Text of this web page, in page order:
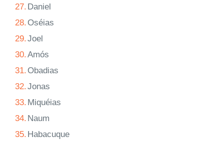
27. Daniel
28. Oséias
29.Joel
30.Amós
31. Obadias
32.Jonas
33. Miquéias
34. Naum
35. Habacuque